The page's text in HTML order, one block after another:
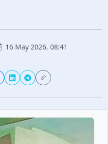
16 May 2026, 08:41